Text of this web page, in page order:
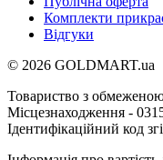
Комплекти
Відгуки
© 2026 GOLDMART.ua
Товариство з
Місцезнаходження -
Ідентифікаційний код